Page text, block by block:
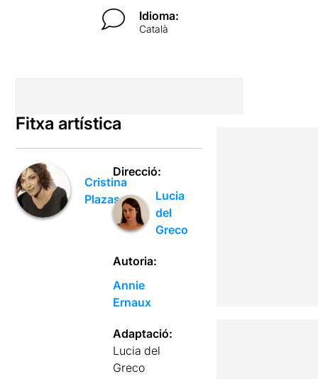
Idioma:
Català
Fitxa artística
Cristina
Plazas
Direcció:
Lucia
del
Greco
Autoria:
Annie
Ernaux
Adaptació:
Lucia del
Greco